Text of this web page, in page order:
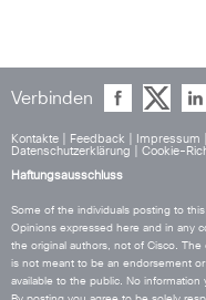
Verbinden
Kontakte Feedback Impressum
Datenschutzerklärung
Cookie-
Haftungsausschluss
Some of the individuals posting to
Opinions expressed here and in any
the original authors, not of Cisco.
is not meant to be an endorsement
available to the public. No